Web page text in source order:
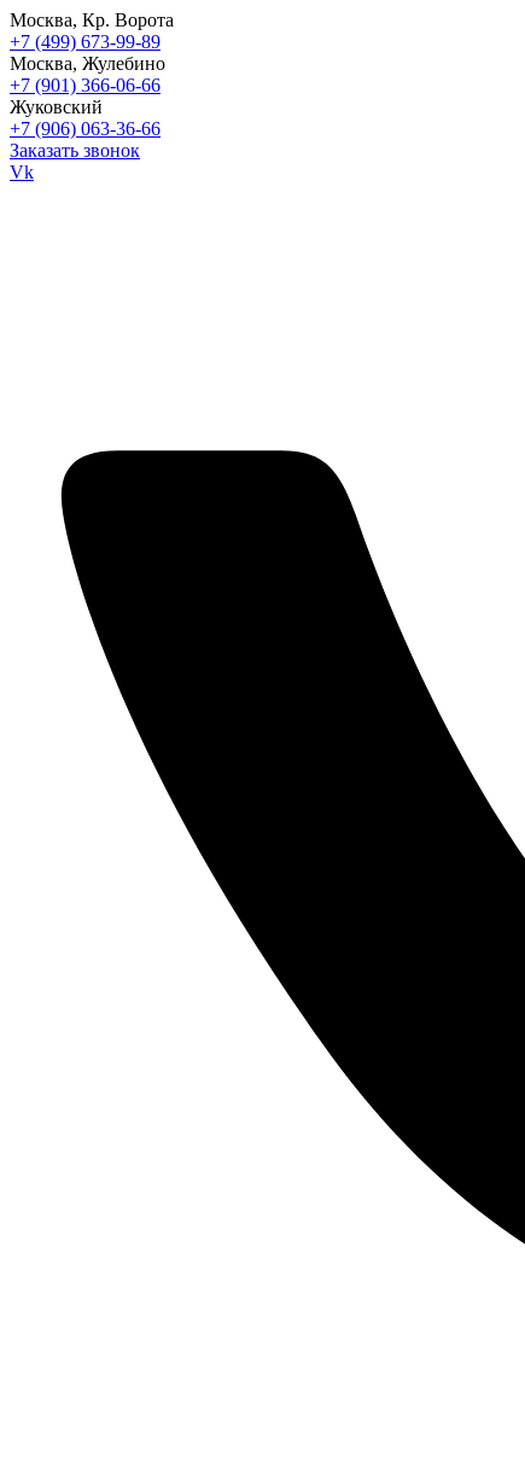
Москва, Кр. Ворота
+7 (499) 673-99-89
Москва, Жулебино
+7 (901) 366-06-66
Жуковский
+7 (906) 063-36-66
Заказать звонок
Vk